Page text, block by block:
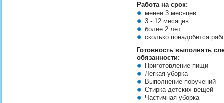
Работа на срок:
менее 3 месяцев
3 - 12 месяцев
более 2 лет
сколько понадобится
Готовность выполнять
обязанности:
Приготовление пищи
Легкая уборка
Выполнение поручений
Стирка детских вещей
Частичная уборка